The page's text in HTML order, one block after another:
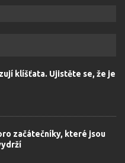
klíšťata. Ujistěte se, že je
začátečníky, které jsou